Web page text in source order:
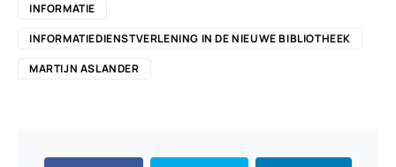
INFORMATIE
INFORMATIEDIENSTVERLENING IN DE NIEUWE BIBLIOTHEEK
MARTIJN ASLANDER